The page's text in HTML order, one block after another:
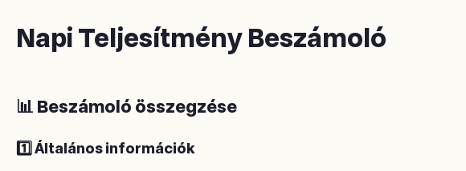
Napi Teljesítmény Beszámoló
📊 Beszámoló összegzése
1️⃣ Általános információk